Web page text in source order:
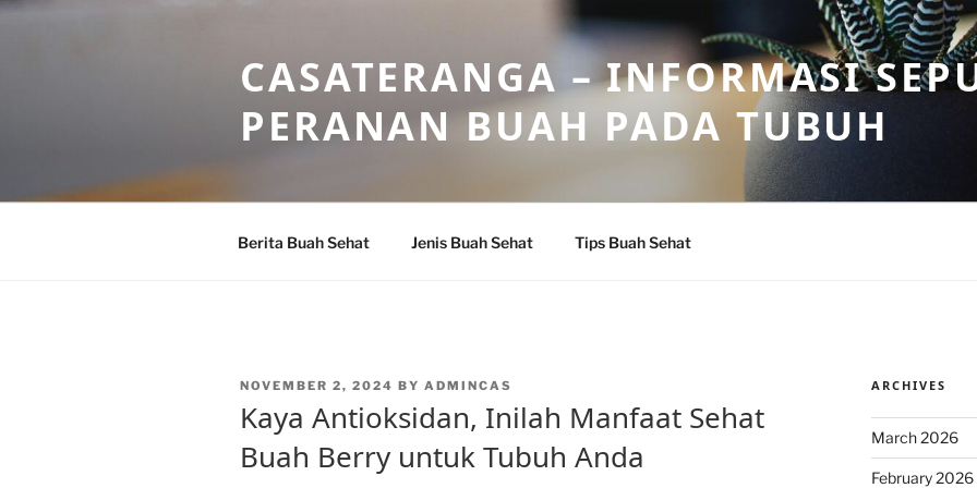
Skip
CASATERANGA – INFORMASI
PERANAN BUAH PADA TUBUH
Berita Buah Sehat Jenis Buah Sehat Tips Buah Sehat
POSTED
NOVEMBER 2, 2024 BY ADMINCAS
Kaya Antioksidan, Inilah Manfaat Sehat
Buah Berry untuk Tubuh Anda
ARCHIVES
March 2026
February 2026